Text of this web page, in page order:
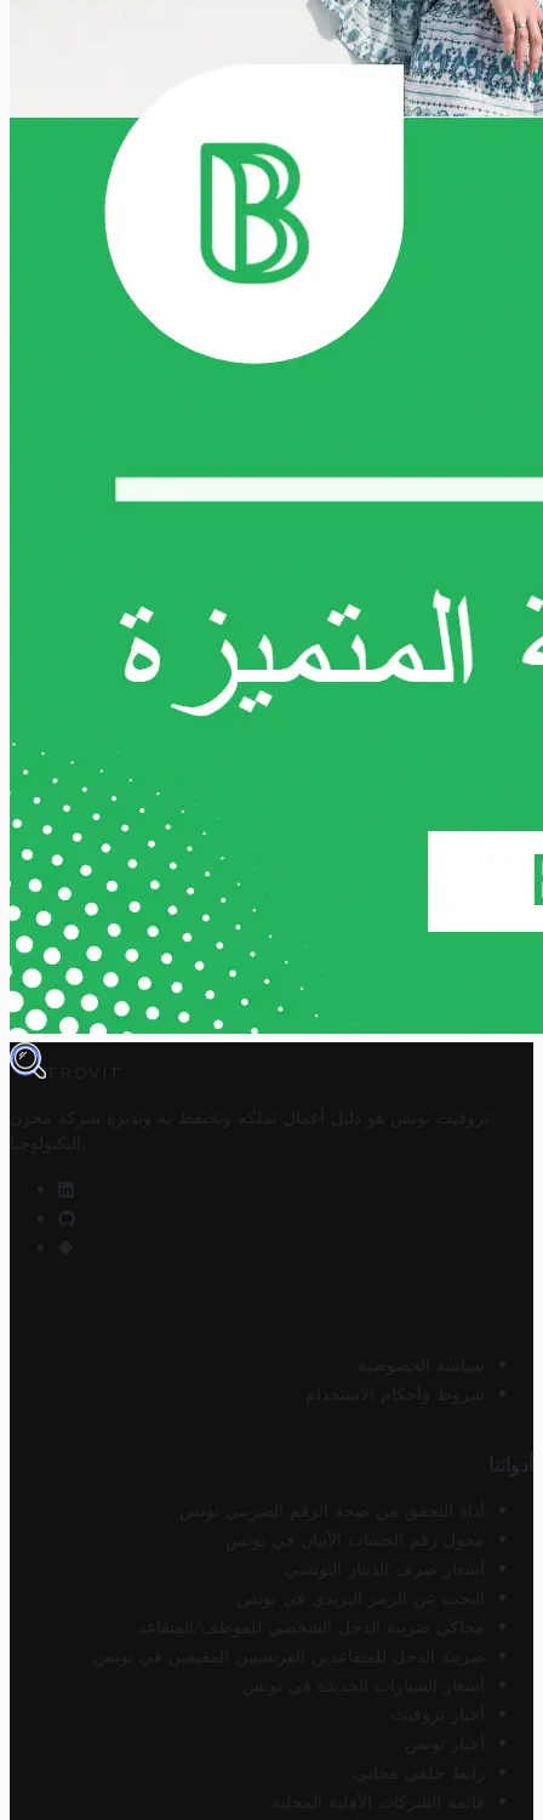
TROVIT
تروفيت تونس هو دليل أعمال تملكه وتحتفظ به وتديره
شركة مخزن
التكنولوجيا
سياسة الخصوصية
شروط وأحكام الاستخدام
أدواتنا
أداة التحقق من صحة الرقم الضريبي تونس
محول رقم الحساب الآيبان في تونس
أسعار صرف الدينار التونسي
البحث عن الرمز البريدي في تونس
محاكي ضريبة الدخل الشخصي للموظف/المتقاعد
ضريبة الدخل للمتقاعدين الفرنسيين المقيمين في تونس
أسعار السيارات الجديدة في تونس
أخبار تروفيت
أخبار تونس
رابط خلفي مجاني
قائمة الشركات الأهلية المحلية